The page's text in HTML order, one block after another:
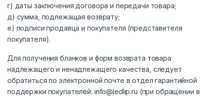
г) даты заключения договора и передачи товара;
д) сумма, подлежащая возврату;
е) подписи продавца и покупателя (представителя
покупателя).
Для получения бланков и форм возврата товара
надлежащего и ненадлежащего качества, следует
обратиться по электронной почте в отдел гарантийной
поддержки покупателей: info@ledlip.ru (при обращении в